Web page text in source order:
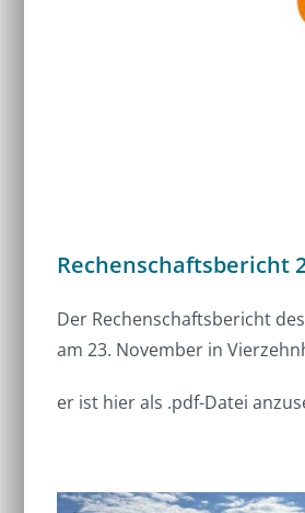
Rechenschaftsbericht
Der Rechenschaftsbericht
am 23. November in
er ist hier als .pdf-Datei